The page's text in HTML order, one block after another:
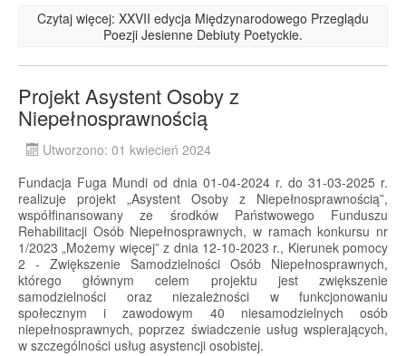
Czytaj więcej: XXVII edycja Międzynarodowego Przeglądu
Poezji Jesienne Debiuty Poetyckie.
Projekt Asystent Osoby z
Niepełnosprawnością
Utworzono: 01 kwiecień 2024
Fundacja Fuga Mundi od dnia 01-04-2024 r. do 31-03-2025 r.
realizuje projekt „Asystent Osoby z Niepełnosprawnością”,
współfinansowany ze środków Państwowego Funduszu
Rehabilitacji Osób Niepełnosprawnych, w ramach konkursu nr
1/2023 „Możemy więcej” z dnia 12-10-2023 r., Kierunek pomocy
2 - Zwiększenie Samodzielności Osób Niepełnosprawnych,
którego głównym celem projektu jest zwiększenie
samodzielności oraz niezależności w funkcjonowaniu
społecznym i zawodowym 40 niesamodzielnych osób
niepełnosprawnych, poprzez świadczenie usług wspierających,
w szczególności usług asystencji osobistej.